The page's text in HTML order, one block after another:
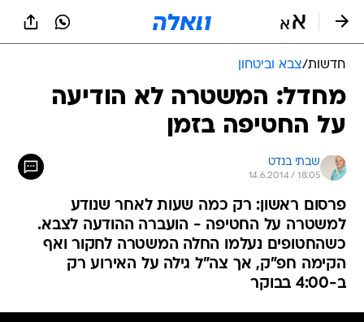
חדשות/צבא וביטחון
מחדל: המשטרה לא הודיעה
על החטיפה בזמן
שבתי בנדט
14.6.2014 / 18:05
פרסום ראשון: רק כמה שעות לאחר שנודע
למשטרה על החטיפה - הועברה ההודעה לצבא.
כשהחטופים נעלמו החלה המשטרה לחקור ואף
הקימה חפ"ק, אך צה"ל גילה על האירוע רק
ב-4:00 בבוקר